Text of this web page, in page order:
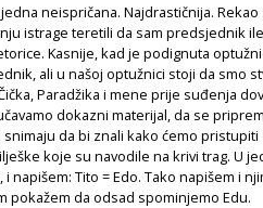
jedna neispričana. Najdrastičnija.
istrage teretili da sam predsjednik
Kasnije, kad je podignuta
ali u našoj optužnici stoji da smo
Paradžika i mene prije suđenja
dokazni materijal, da se
snimaju da bi znali kako ćemo
koje su navodile na krivi trag. U
i napišem: Tito = Edo. Tako napišem i
pokažem da odsad spominjemo Edu.